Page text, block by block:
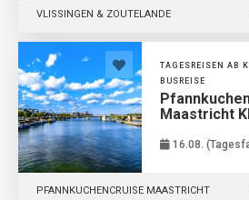
VLISSINGEN & ZOUTELANDE
TAGESREISEN AB
BUSREISE
Maastricht
16.08.
PFANNKUCHENCRUISE MAASTRICHT